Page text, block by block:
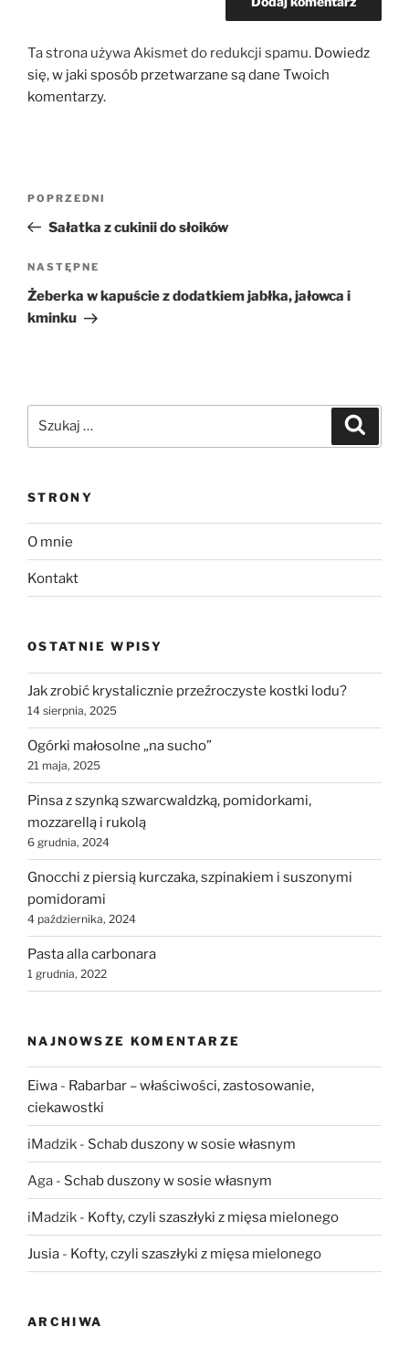
Ta strona używa Akismet do redukcji spamu. Dowiedz
się, w jaki sposób przetwarzane są dane Twoich
komentarzy.
Nawigacja
Poprzedni
wpis
POPRZEDNI
Sałatka z cukinii do słoików
Następny
wpis
NASTĘPNE
Żeberka w kapuście z dodatkiem jabłka, jałowca i
kminku
STRONY
O mnie
Kontakt
OSTATNIE WPISY
Jak zrobić krystalicznie przeźroczyste kostki lodu?
14 sierpnia, 2025
Ogórki małosolne „na sucho”
21 maja, 2025
Pinsa z szynką szwarcwaldzką, pomidorkami,
mozzarellą i rukolą
6 grudnia, 2024
Gnocchi z piersią kurczaka, szpinakiem i suszonymi
pomidorami
4 października, 2024
Pasta alla carbonara
1 grudnia, 2022
NAJNOWSZE KOMENTARZE
Eiwa - Rabarbar – właściwości, zastosowanie,
ciekawostki
iMadzik - Schab duszony w sosie własnym
Aga - Schab duszony w sosie własnym
iMadzik - Kofty, czyli szaszłyki z mięsa mielonego
Jusia - Kofty, czyli szaszłyki z mięsa mielonego
ARCHIWA